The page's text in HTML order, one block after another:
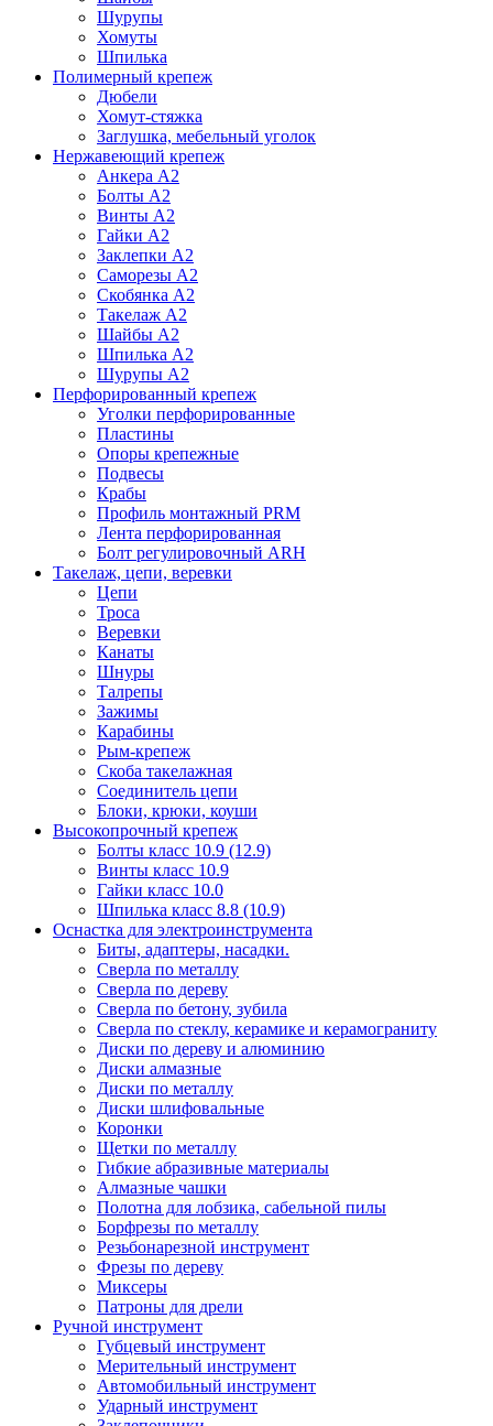
Шурупы
Хомуты
Шпилька
Полимерный крепеж
Дюбели
Хомут-стяжка
Заглушка, мебельный уголок
Нержавеющий крепеж
Анкера А2
Болты А2
Винты А2
Гайки А2
Заклепки А2
Саморезы А2
Скобянка А2
Такелаж А2
Шайбы А2
Шпилька А2
Шурупы А2
Перфорированный крепеж
Уголки перфорированные
Пластины
Опоры крепежные
Подвесы
Крабы
Профиль монтажный PRM
Лента перфорированная
Болт регулировочный ARH
Такелаж, цепи, веревки
Цепи
Троса
Веревки
Канаты
Шнуры
Талрепы
Зажимы
Карабины
Рым-крепеж
Скоба такелажная
Соединитель цепи
Блоки, крюки, коуши
Высокопрочный крепеж
Болты класс 10.9 (12.9)
Винты класс 10.9
Гайки класс 10.0
Шпилька класс 8.8 (10.9)
Оснастка для электроинструмента
Биты, адаптеры, насадки.
Сверла по металлу
Сверла по дереву
Сверла по бетону, зубила
Сверла по стеклу, керамике и керамограниту
Диски по дереву и алюминию
Диски алмазные
Диски по металлу
Диски шлифовальные
Коронки
Щетки по металлу
Гибкие абразивные материалы
Алмазные чашки
Полотна для лобзика, сабельной пилы
Борфрезы по металлу
Резьбонарезной инструмент
Фрезы по дереву
Миксеры
Патроны для дрели
Ручной инструмент
Губцевый инструмент
Мерительный инструмент
Автомобильный инструмент
Ударный инструмент